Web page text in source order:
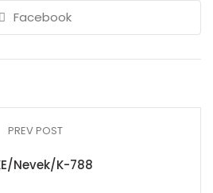
Facebook
PREV POST
Nevek/K-788